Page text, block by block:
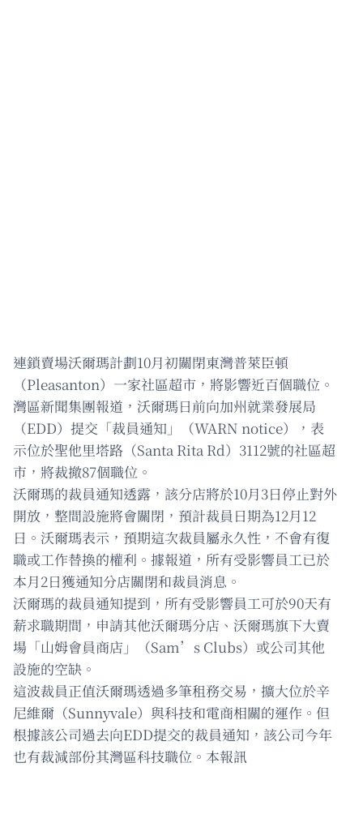
連鎖賣場沃爾瑪計劃10月初關閉東灣普萊臣頓
（Pleasanton）一家社區超市，將影響近百個職位。
灣區新聞集團報道，沃爾瑪日前向加州就業發展局
（EDD）提交「裁員通知」（WARN notice），表
示位於聖他里塔路（Santa Rita Rd）3112號的社區超
市，將裁撤87個職位。
沃爾瑪的裁員通知透露，該分店將於10月3日停止對外
開放，整間設施將會關閉，預計裁員日期為12月12
日。沃爾瑪表示，預期這次裁員屬永久性，不會有復
職或工作替換的權利。據報道，所有受影響員工已於
本月2日獲通知分店關閉和裁員消息。
沃爾瑪的裁員通知提到，所有受影響員工可於90天有
薪求職期間，申請其他沃爾瑪分店、沃爾瑪旗下大賣
場「山姆會員商店」（Sam’s Clubs）或公司其他
設施的空缺。
這波裁員正值沃爾瑪透過多筆租務交易，擴大位於辛
尼維爾（Sunnyvale）與科技和電商相關的運作。但
根據該公司過去向EDD提交的裁員通知，該公司今年
也有裁減部份其灣區科技職位。本報訊